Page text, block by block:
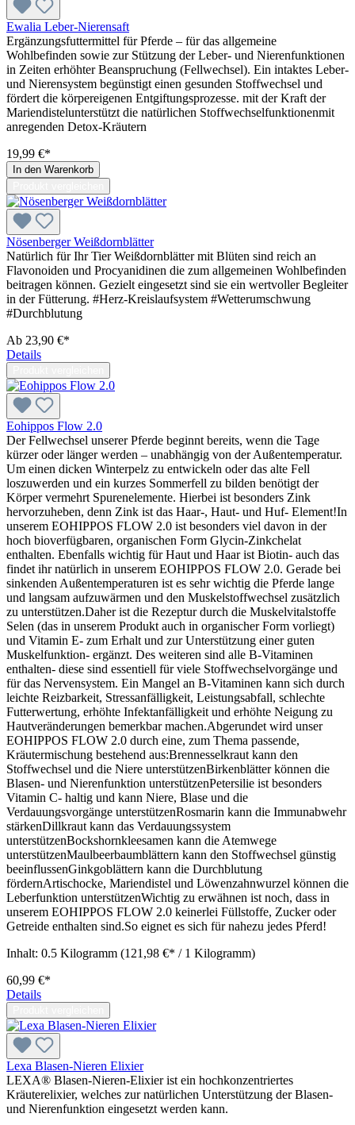
Ewalia Leber-Nierensaft
Ergänzungsfuttermittel für Pferde – für das allgemeine
Wohlbefinden sowie zur Stützung der Leber- und Nierenfunktionen
in Zeiten erhöhter Beanspruchung (Fellwechsel). Ein intaktes Leber-
und Nierensystem begünstigt einen gesunden Stoffwechsel und
fördert die körpereigenen Entgiftungsprozesse. mit der Kraft der
Mariendistelunterstützt die natürlichen Stoffwechselfunktionenmit
anregenden Detox-Kräutern
19,99 €*
In den Warenkorb
Nösenberger Weißdornblätter
Natürlich für Ihr Tier Weißdornblätter mit Blüten sind reich an
Flavonoiden und Procyanidinen die zum allgemeinen Wohlbefinden
beitragen können. Gezielt eingesetzt sind sie ein wertvoller Begleiter
in der Fütterung. #Herz-Kreislaufsystem #Wetterumschwung
#Durchblutung
Ab 23,90 €*
Details
Eohippos Flow 2.0
Der Fellwechsel unserer Pferde beginnt bereits, wenn die Tage
kürzer oder länger werden – unabhängig von der Außentemperatur.
Um einen dicken Winterpelz zu entwickeln oder das alte Fell
loszuwerden und ein kurzes Sommerfell zu bilden benötigt der
Körper vermehrt Spurenelemente. Hierbei ist besonders Zink
hervorzuheben, denn Zink ist das Haar-, Haut- und Huf- Element!In
unserem EOHIPPOS FLOW 2.0 ist besonders viel davon in der
hoch bioverfügbaren, organischen Form Glycin-Zinkchelat
enthalten. Ebenfalls wichtig für Haut und Haar ist Biotin- auch das
findet ihr natürlich in unserem EOHIPPOS FLOW 2.0. Gerade bei
sinkenden Außentemperaturen ist es sehr wichtig die Pferde lange
und langsam aufzuwärmen und den Muskelstoffwechsel zusätzlich
zu unterstützen.Daher ist die Rezeptur durch die Muskelvitalstoffe
Selen (das in unserem Produkt auch in organischer Form vorliegt)
und Vitamin E- zum Erhalt und zur Unterstützung einer guten
Muskelfunktion- ergänzt. Des weiteren sind alle B-Vitaminen
enthalten- diese sind essentiell für viele Stoffwechselvorgänge und
für das Nervensystem. Ein Mangel an B-Vitaminen kann sich durch
leichte Reizbarkeit, Stressanfälligkeit, Leistungsabfall, schlechte
Futterwertung, erhöhte Infektanfälligkeit und erhöhte Neigung zu
Hautveränderungen bemerkbar machen.Abgerundet wird unser
EOHIPPOS FLOW 2.0 durch eine, zum Thema passende,
Kräutermischung bestehend aus:Brennesselkraut kann den
Stoffwechsel und die Niere unterstützenBirkenblätter können die
Blasen- und Nierenfunktion unterstützenPetersilie ist besonders
Vitamin C- haltig und kann Niere, Blase und die
Verdauungsvorgänge unterstützenRosmarin kann die Immunabwehr
stärkenDillkraut kann das Verdauungssystem
unterstützenBockshornkleesamen kann die Atemwege
unterstützenMaulbeerbaumblättern kann den Stoffwechsel günstig
beeinflussenGinkgoblättern kann die Durchblutung
fördernArtischocke, Mariendistel und Löwenzahnwurzel können die
Leberfunktion unterstützenWichtig zu erwähnen ist noch, dass in
unserem EOHIPPOS FLOW 2.0 keinerlei Füllstoffe, Zucker oder
Getreide enthalten sind.So eignet es sich für nahezu jedes Pferd!
Inhalt: 0.5 Kilogramm (121,98 €* / 1 Kilogramm)
60,99 €*
Details
Lexa Blasen-Nieren Elixier
LEXA® Blasen-Nieren-Elixier ist ein hochkonzentriertes
Kräuterelixier, welches zur natürlichen Unterstützung der Blasen-
und Nierenfunktion eingesetzt werden kann.